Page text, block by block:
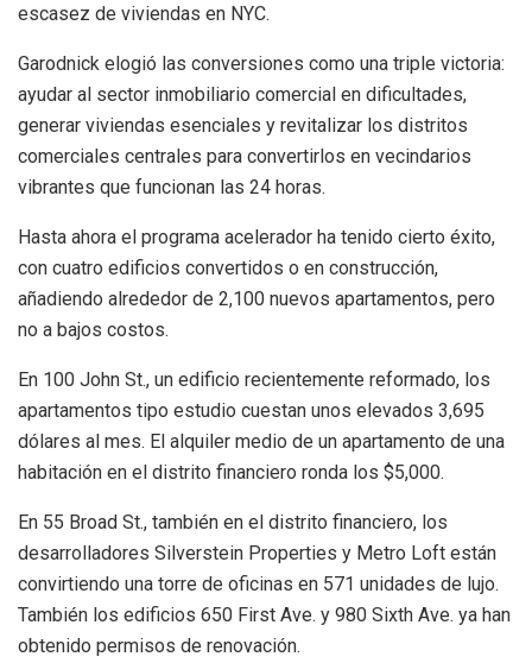
escasez de viviendas en NYC.
Garodnick elogió las conversiones como una triple victoria:
ayudar al sector inmobiliario comercial en dificultades,
generar viviendas esenciales y revitalizar los distritos
comerciales centrales para convertirlos en vecindarios
vibrantes que funcionan las 24 horas.
Hasta ahora el programa acelerador ha tenido cierto éxito,
con cuatro edificios convertidos o en construcción,
añadiendo alrededor de 2,100 nuevos apartamentos, pero
no a bajos costos.
En 100 John St., un edificio recientemente reformado, los
apartamentos tipo estudio cuestan unos elevados 3,695
dólares al mes. El alquiler medio de un apartamento de una
habitación en el distrito financiero ronda los $5,000.
En 55 Broad St., también en el distrito financiero, los
desarrolladores Silverstein Properties y Metro Loft están
convirtiendo una torre de oficinas en 571 unidades de lujo.
También los edificios 650 First Ave. y 980 Sixth Ave. ya han
obtenido permisos de renovación.